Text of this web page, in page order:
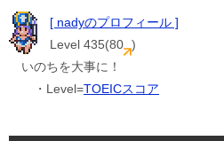
[ nadyのプロフィール ]
Level 435(80 )
いのちを大事に！
・Level=TOEICスコア